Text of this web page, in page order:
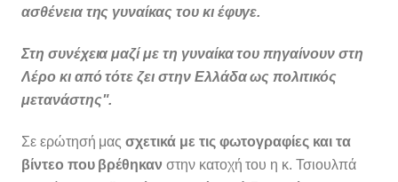
ασθένεια της γυναίκας του κι έφυγε.
Στη συνέχεια μαζί με τη γυναίκα του πηγαίνουν στη
Λέρο κι από τότε ζει στην Ελλάδα ως πολιτικός
μετανάστης".
Σε ερώτησή μαςσχετικά με τις φωτογραφίες και τα
βίντεο που βρέθηκαν στην κατοχή του η κ. Τσιουλπά